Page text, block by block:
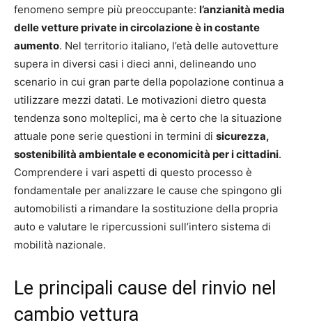
fenomeno sempre più preoccupante: l’anzianità media
delle vetture private in circolazione è in costante
aumento. Nel territorio italiano, l’età delle autovetture
supera in diversi casi i dieci anni, delineando uno
scenario in cui gran parte della popolazione continua a
utilizzare mezzi datati. Le motivazioni dietro questa
tendenza sono molteplici, ma è certo che la situazione
attuale pone serie questioni in termini di sicurezza,
sostenibilità ambientale e economicità per i cittadini.
Comprendere i vari aspetti di questo processo è
fondamentale per analizzare le cause che spingono gli
automobilisti a rimandare la sostituzione della propria
auto e valutare le ripercussioni sull’intero sistema di
mobilità nazionale.
Le principali cause del rinvio nel
cambio vettura